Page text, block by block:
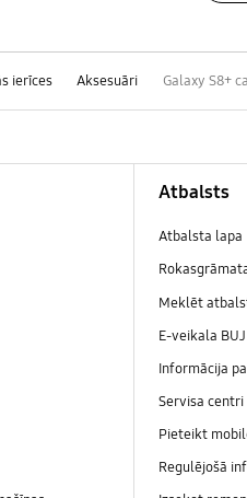
ierīces Aksesuāri Galaxy S8+
Atbalsts
Atbalsta lapa
Meklēt
E-veikala BUJ
Informācija
Servisa centri
Pieteikt
Regulējošā